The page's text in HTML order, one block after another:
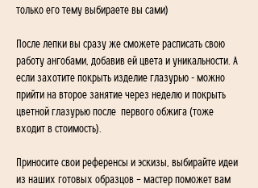
только его тему выбираете вы сами)
После лепки вы сразу же сможете расписать свою
работу ангобами, добавив ей цвета и уникальности. А
если захотите покрыть изделие глазурью - можно
прийти на второе занятие через неделю и покрыть
цветной глазурью после  первого обжига (тоже
входит в стоимость).
Приносите свои референсы и эскизы, выбирайте идеи
из наших готовых образцов – мастер поможет вам